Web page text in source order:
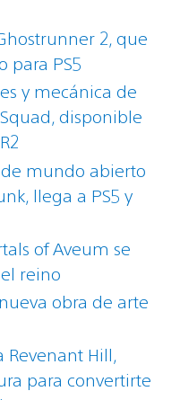
2, que
para PS5
y mecánica de
disponible
de mundo abierto
llega a PS5 y
of Aveum se
reino
obra de arte
Revenant Hill,
para convertirte